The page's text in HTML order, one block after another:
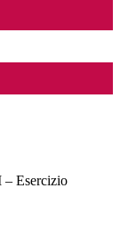
Esercizio